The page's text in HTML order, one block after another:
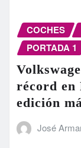
COCHES
PORTADA 1
récord
edición
José